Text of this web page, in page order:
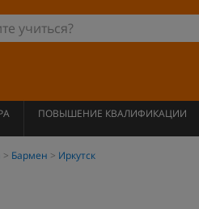
ПОВЫШЕНИЕ КВАЛИФИКАЦИИ
Бармен Иркутск